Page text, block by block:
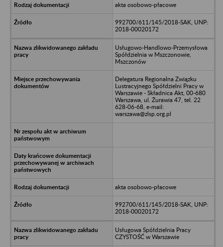
akta osobowo-płacowe
992700/611/145/2018-SAK, UNP:
2018-00020172
Usługowo-Handlowo-Przemysłowa
Spółdzielnia w Mszczonowie,
Mszczonów
Delegatura Regionalna Związku
Lustracyjnego Spółdzielni Pracy w
Warszawie - Składnica Akt, 00-680
Warszawa, ul. Żurawia 47, tel. 22
628-06-68, e-mail:
warszawa@zlsp.org.pl
akta osobowo-płacowe
992700/611/145/2018-SAK, UNP:
2018-00020172
Usługowa Spółdzielnia Pracy
CZYSTOŚĆ w Warszawie